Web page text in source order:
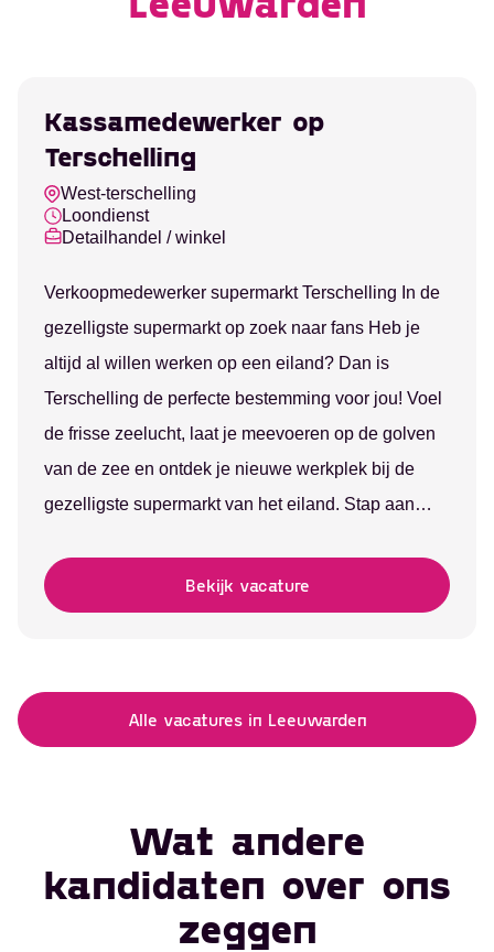
Kassamedewerker op
Terschelling
West-terschelling
Loondienst
Detailhandel / winkel
Verkoopmedewerker supermarkt Terschelling In de
gezelligste supermarkt op zoek naar fans Heb je
altijd al willen werken op een eiland? Dan is
Terschelling de perfecte bestemming voor jou! Voel
de frisse zeelucht, laat je meevoeren op de golven
van de zee en ontdek je nieuwe werkplek bij de
gezelligste supermarkt van het eiland. Stap aan…
Bekijk vacature
Alle vacatures in Leeuwarden
Wat andere
kandidaten over ons
zeggen
Alerts ontvangen